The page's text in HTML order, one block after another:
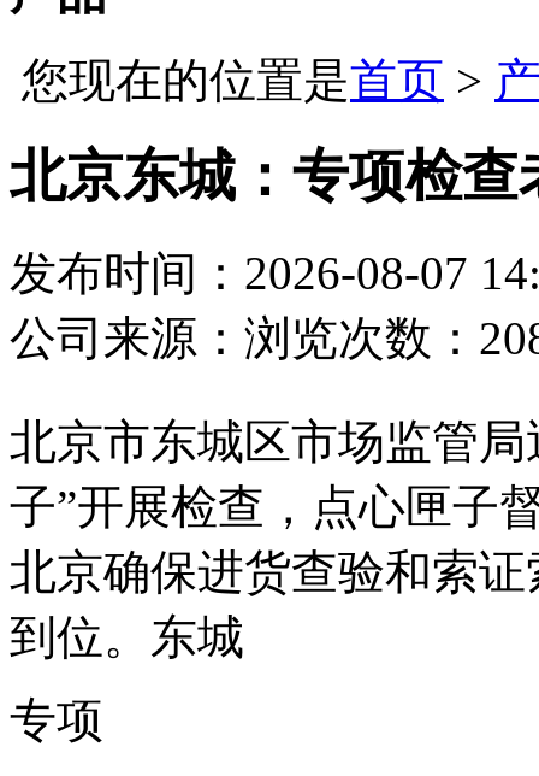
您现在的位置是首页 >
北京东城：专项检查
发布时间：2026-08-07
公司 来源： 浏览次数：
北京市东城区市场监管
子”开展检查，点心匣子
北京确保进货查验和索
到位。东城
专项